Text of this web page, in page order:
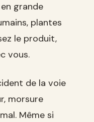
grande
plantes
le produit,
vous.
de la voie
morsure
Même si